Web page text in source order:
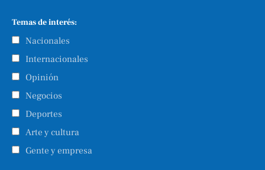
Temas de interés:
Nacionales
Internacionales
Opinión
Negocios
Deportes
Arte y cultura
Gente y empresa